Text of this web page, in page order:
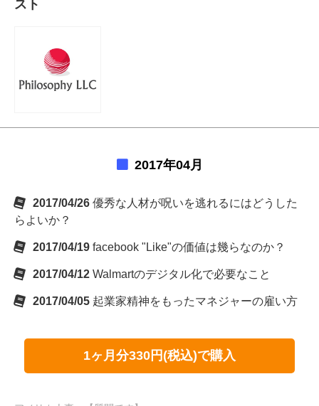
スト
2017年04月
2017/04/26 優秀な人材が呪いを逃れるにはどうした
らよいか？
2017/04/19 facebook "Like"の価値は幾らなのか？
2017/04/12 Walmartのデジタル化で必要なこと
2017/04/05 起業家精神をもったマネジャーの雇い方
1ヶ月分330円(税込)で購入